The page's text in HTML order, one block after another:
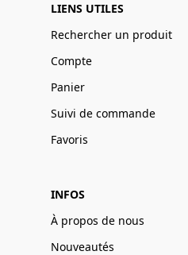
LIENS UTILES
Rechercher un produit
Compte
Panier
Suivi de commande
Favoris
INFOS
À propos de nous
Nouveautés